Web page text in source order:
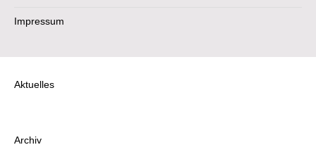
Impressum
Aktuelles
Archiv